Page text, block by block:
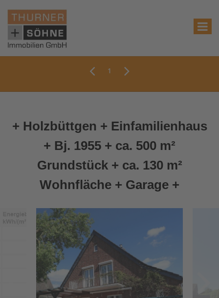
1
+ Holzbüttgen + Einfamilienhaus
+ Bj. 1955 + ca. 500 m²
Grundstück + ca. 130 m²
Wohnfläche + Garage +